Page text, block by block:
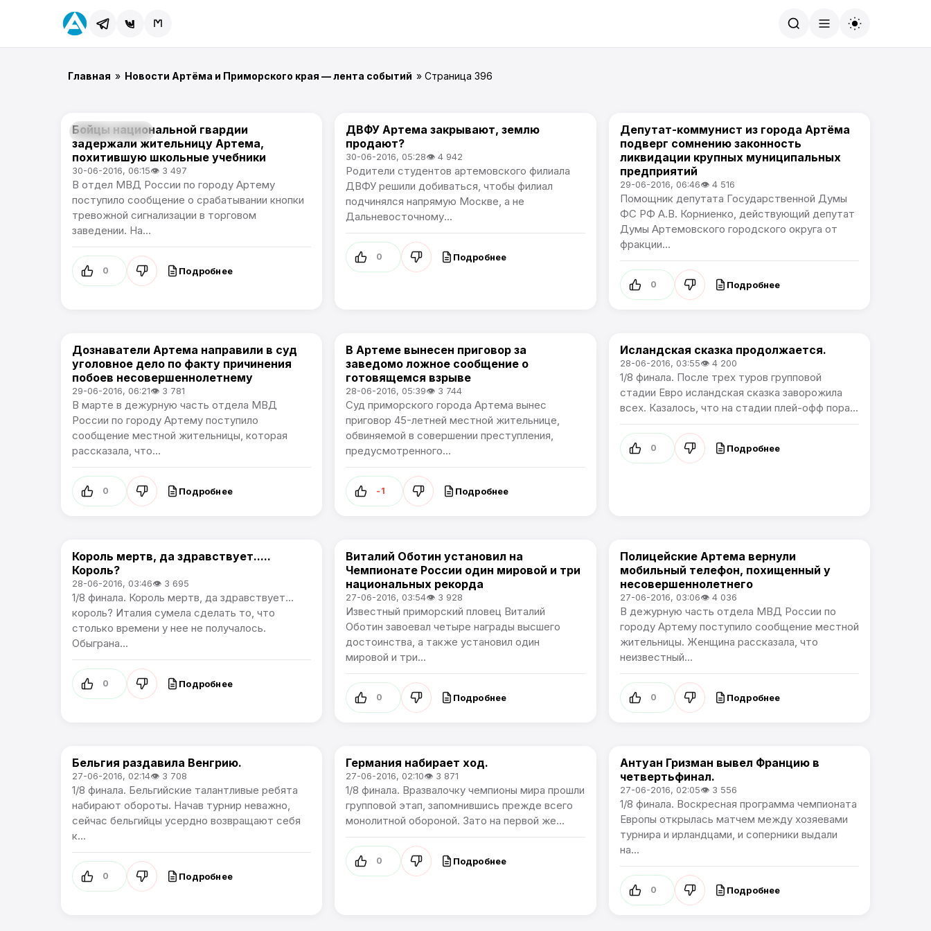
Главная » Новости Артёма и Приморского края — лента событий » Страница 396
Происшествия
Бойцы национальной гвардии
задержали жительницу Артема,
похитившую школьные учебники
30-06-2016, 06:15👁 3 497
В отдел МВД России по городу Артему
поступило сообщение о срабатывании кнопки
тревожной сигнализации в торговом
заведении. На...
0 Подробнее
Новости Артёма
ДВФУ Артема закрывают, землю
продают?
30-06-2016, 05:28👁 4 942
Родители студентов артемовского филиала
ДВФУ решили добиваться, чтобы филиал
подчинялся напрямую Москве, а не
Дальневосточному...
0 Подробнее
Новости Артёма
Депутат-коммунист из города Артёма
подверг сомнению законность
ликвидации крупных муниципальных
предприятий
29-06-2016, 06:46👁 4 516
Помощник депутата Государственной Думы
ФС РФ А.В. Корниенко, действующий депутат
Думы Артемовского городского округа от
фракции...
0 Подробнее
Происшествия
Дознаватели Артема направили в суд
уголовное дело по факту причинения
побоев несовершеннолетнему
29-06-2016, 06:21👁 3 781
В марте в дежурную часть отдела МВД
России по городу Артему поступило
сообщение местной жительницы, которая
рассказала, что...
0 Подробнее
Происшествия
В Артеме вынесен приговор за
заведомо ложное сообщение о
готовящемся взрыве
28-06-2016, 05:39👁 3 744
Суд приморского города Артема вынес
приговор 45-летней местной жительнице,
обвиняемой в совершении преступления,
предусмотренного...
-1 Подробнее
Чемпионат Европы
Исландская сказка продолжается.
28-06-2016, 03:55👁 4 200
1/8 финала. После трех туров групповой
стадии Евро исландская сказка заворожила
всех. Казалось, что на стадии плей-офф пора...
0 Подробнее
Чемпионат Европы
Король мертв, да здравствует.....
Король?
28-06-2016, 03:46👁 3 695
1/8 финала. Король мертв, да здравствует…
король? Италия сумела сделать то, что
столько времени у нее не получалось.
Обыграна...
0 Подробнее
Спорт
Виталий Оботин установил на
Чемпионате России один мировой и три
национальных рекорда
27-06-2016, 03:54👁 3 928
Известный приморский пловец Виталий
Оботин завоевал четыре награды высшего
достоинства, а также установил один
мировой и три...
0 Подробнее
Происшествия
Полицейские Артема вернули
мобильный телефон, похищенный у
несовершеннолетнего
27-06-2016, 03:06👁 4 036
В дежурную часть отдела МВД России по
городу Артему поступило сообщение местной
жительницы. Женщина рассказала, что
неизвестный...
0 Подробнее
Чемпионат Европы
Бельгия раздавила Венгрию.
27-06-2016, 02:14👁 3 708
1/8 финала. Бельгийские талантливые ребята
набирают обороты. Начав турнир неважно,
сейчас бельгийцы усердно возвращают себя
к...
0 Подробнее
Чемпионат Европы
Германия набирает ход.
27-06-2016, 02:10👁 3 871
1/8 финала. Вразвалочку чемпионы мира прошли
групповой этап, запомнившись прежде всего
монолитной обороной. Зато на первой же...
0 Подробнее
Чемпионат Европы
Антуан Гризман вывел Францию в
четвертьфинал.
27-06-2016, 02:05👁 3 556
1/8 финала. Воскресная программа чемпионата
Европы открылась матчем между хозяевами
турнира и ирландцами, и соперники выдали
на...
0 Подробнее